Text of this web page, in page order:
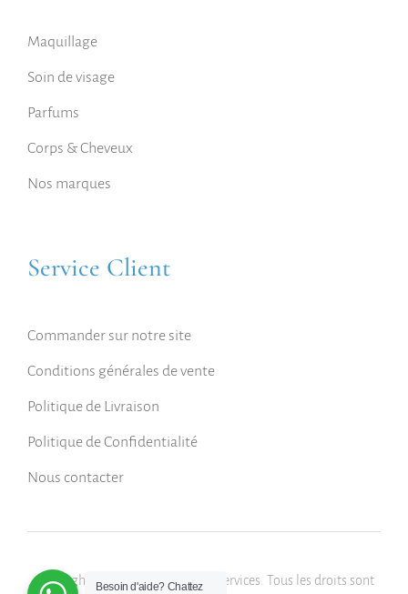
Maquillage
Soin de visage
Parfums
Corps & Cheveux
Nos marques
Service Client
Commander sur notre site
Conditions générales de vente
Politique de Livraison
Politique de Confidentialité
Nous contacter
Copyright © 2023 Kinetic Digital Services. Tous les droits sont
Besoin d'aide? Chattez